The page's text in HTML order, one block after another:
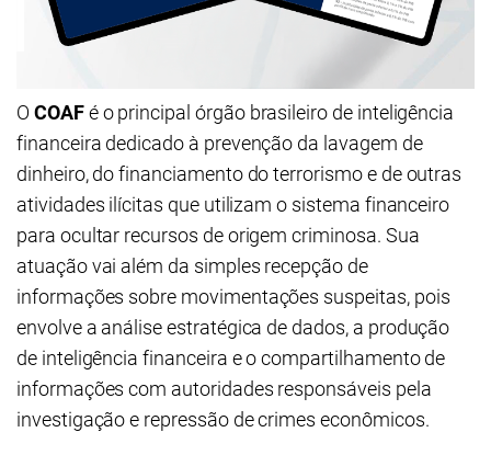
O COAFé o principal órgão brasileiro de inteligência
financeira dedicado à prevenção da lavagem de
dinheiro, do financiamento do terrorismo e de outras
atividades ilícitas que utilizam o sistema financeiro
para ocultar recursos de origem criminosa. Sua
atuação vai além da simples recepção de
informações sobre movimentações suspeitas, pois
envolve a análise estratégica de dados, a produção
de inteligência financeira e o compartilhamento de
informações com autoridades responsáveis pela
investigação e repressão de crimes econômicos.